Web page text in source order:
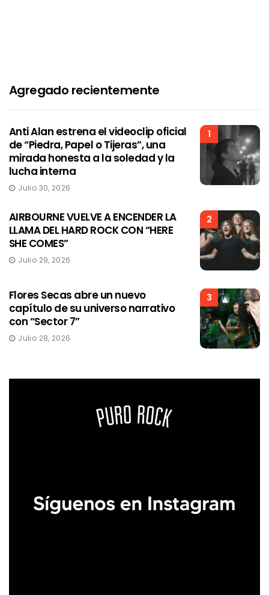
Agregado recientemente
1
Anti Alan estrena el videoclip oficial
de “Piedra, Papel o Tijeras”, una
mirada honesta a la soledad y la
lucha interna
Julio 30, 2026
2
AIRBOURNE VUELVE A ENCENDER LA
LLAMA DEL HARD ROCK CON “HERE
SHE COMES”
Julio 29, 2026
3
Flores Secas abre un nuevo
capítulo de su universo narrativo
con “Sector 7”
Julio 28, 2026